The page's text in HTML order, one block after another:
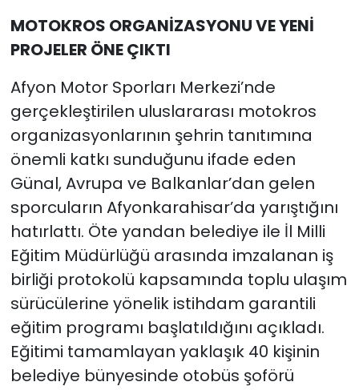
MOTOKROS ORGANİZASYONU VE YENİ
PROJELER ÖNE ÇIKTI
Afyon Motor Sporları Merkezi’nde
gerçekleştirilen uluslararası motokros
organizasyonlarının şehrin tanıtımına
önemli katkı sunduğunu ifade eden
Günal, Avrupa ve Balkanlar’dan gelen
sporcuların Afyonkarahisar’da yarıştığını
hatırlattı. Öte yandan belediye ile İl Milli
Eğitim Müdürlüğü arasında imzalanan iş
birliği protokolü kapsamında toplu ulaşım
sürücülerine yönelik istihdam garantili
eğitim programı başlatıldığını açıkladı.
Eğitimi tamamlayan yaklaşık 40 kişinin
belediye bünyesinde otobüs şoförü